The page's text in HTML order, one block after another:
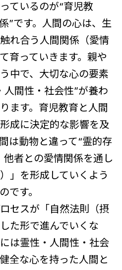
ているのが“育児教
”です。人間の心は、生
れ合う人間関係（愛情
育っていきます。親や
中で、大切な心の要素
人間性・社会性”が養わ
ます。育児教育と人間
成に決定的な影響を及
は動物と違って“霊的存
他者との愛情関係を通し
」を形成していくよう
です。
セスが「自然法則（摂
た形で進んでいくな
は霊性・人間性・社会
全な心を持った人間と